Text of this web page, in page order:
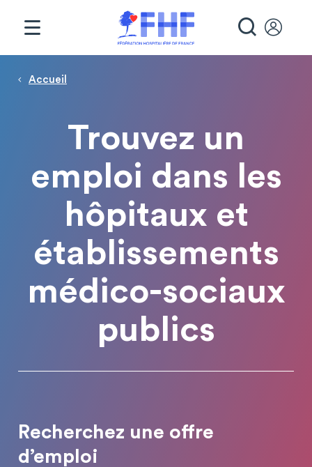
Fil d'Ariane
Accueil
Trouvez un
emploi dans les
hôpitaux et
établissements
médico-sociaux
publics
Recherchez une offre
d’emploi
Panneau de gestion des cookies